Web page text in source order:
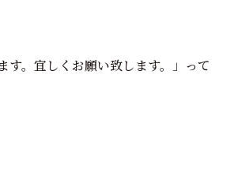
す。宜しくお願い致します。」って